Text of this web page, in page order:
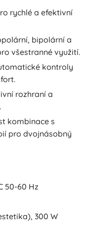
rychlé a efektivní
bipolární a
všestranné využití.
kontroly
rozhraní a
kombinace s
pro dvojnásobný
50-60 Hz
300 W